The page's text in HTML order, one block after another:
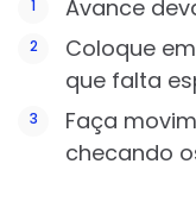
Avance
Coloque
que falta
Faça
checando